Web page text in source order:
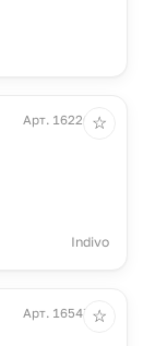
Арт. 16226.30
Indivo
☆
Арт. 16547.14
☆